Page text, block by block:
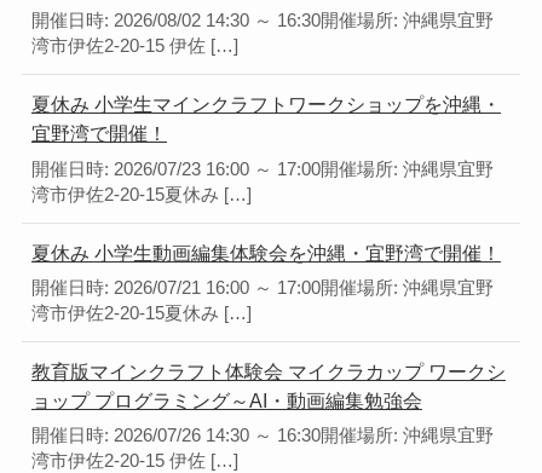
開催日時: 2026/08/02 14:30 ～ 16:30開催場所: 沖縄県宜野
湾市伊佐2-20-15 伊佐 […]
夏休み 小学生マインクラフトワークショップを沖縄・
宜野湾で開催！
開催日時: 2026/07/23 16:00 ～ 17:00開催場所: 沖縄県宜野
湾市伊佐2-20-15夏休み […]
夏休み 小学生動画編集体験会を沖縄・宜野湾で開催！
開催日時: 2026/07/21 16:00 ～ 17:00開催場所: 沖縄県宜野
湾市伊佐2-20-15夏休み […]
教育版マインクラフト体験会 マイクラカップ ワークシ
ョップ プログラミング～AI・動画編集勉強会
開催日時: 2026/07/26 14:30 ～ 16:30開催場所: 沖縄県宜野
湾市伊佐2-20-15 伊佐 […]